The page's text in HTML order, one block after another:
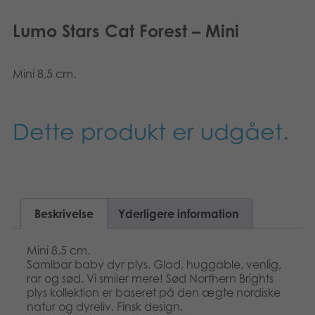
Lumo Stars Cat Forest – Mini
Mini 8,5 cm.
Dette produkt er udgået.
Beskrivelse Yderligere information
Mini 8,5 cm.
Samlbar baby dyr plys. Glad, huggable, venlig,
rar og sød. Vi smiler mere! Sød Northern Brights
plys kollektion er baseret på den ægte nordiske
natur og dyreliv. Finsk design.